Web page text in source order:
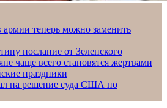
теперь можно заменить
послание от Зеленского
чаще всего становятся жертвами
праздники
на решение суда США по